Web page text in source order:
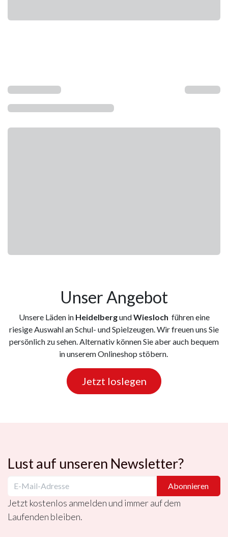
Unser Angebot
Unsere Läden in HeidelbergundWiesloch führen eine
riesige Auswahl an Schul- und Spielzeugen. Wir freuen uns Sie
persönlich zu sehen. Alternativ können Sie aber auch bequem
in unserem Onlineshop stöbern.
Jetzt loslegen
Lust auf unseren Newsletter?
Abonnieren
Jetzt kostenlos anmelden und immer auf dem
Laufenden bleiben.